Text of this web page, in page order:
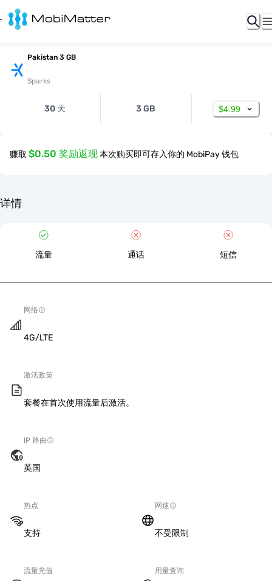
Pakistan 3 GB
Sparks
30 天 3 GB $4.99
赚取 $0.50 奖励返现本次购买即可存入你的 MobiPay 钱包
详情
流量 通话 短信
网络
4G/LTE
激活政策
套餐在首次使用流量后激活。
IP 路由
英国
热点
支持
网速
不受限制
流量充值 用量查询